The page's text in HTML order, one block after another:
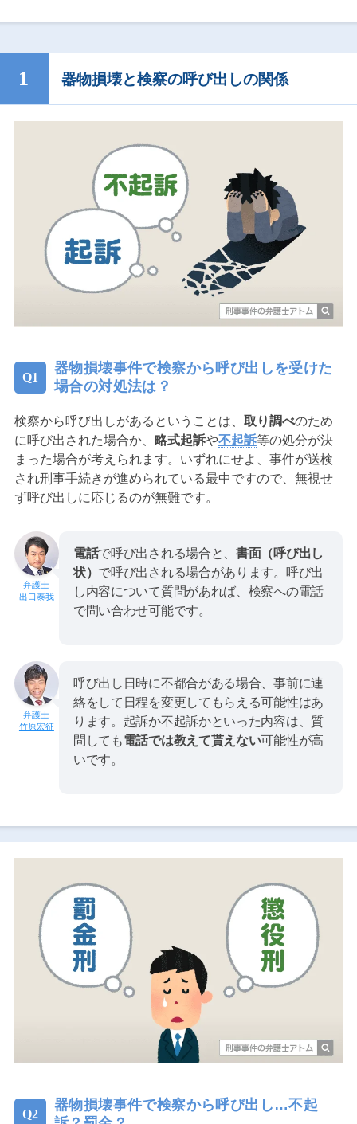
器物損壊と検察の呼び出しの関係
器物損壊事件で検察から呼び出しを受けた
場合の対処法は？
検察から呼び出しがあるということは、 取り調べのため
に呼び出された場合か、 略式起訴や不起訴等の処分が決
まった場合が考えられます。いずれにせよ、事件が送検
され刑事手続きが進められている最中ですので、無視せ
ず呼び出しに応じるのが無難です。
出口泰我
電話で呼び出される場合と、書面（呼び出し
状） で呼び出される場合があります。呼び出
し内容について質問があれば、検察への電話
で問い合わせ可能です。
竹原宏征
呼び出し日時に不都合がある場合、事前に連
絡をして日程を変更してもらえる可能性はあ
ります。起訴か不起訴かといった内容は、質
問しても電話では教えて貰えない可能性が高
いです。
器物損壊事件で検察から呼び出し…不起